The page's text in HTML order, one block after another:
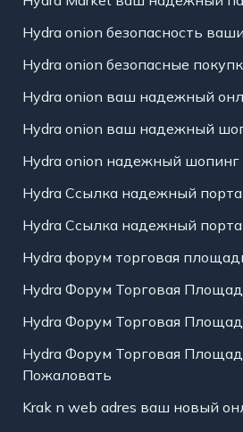
Hydra onion безопасность
Hydra onion безопасные
Hydra onion ваш надежный
Hydra onion ваш надежный
Hydra onion надежный шопинг
Hydra Ссылка надежный
Hydra Ссылка надежный
Hydra форум торговая
Hydra Форум Торговая
Hydra Форум Торговая
Hydra Форум Торговая
Пожаловать
Krak n web adres ваш новый